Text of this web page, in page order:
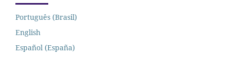
Português (Brasil)
English
Español (España)